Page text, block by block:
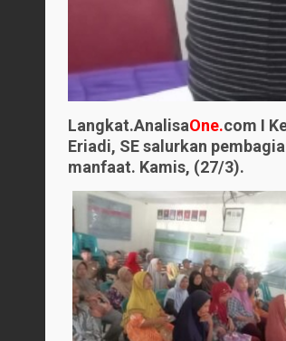
Langkat.AnalisaOne.com I
Eriadi, SE salurkan
manfaat. Kamis, (27/3).